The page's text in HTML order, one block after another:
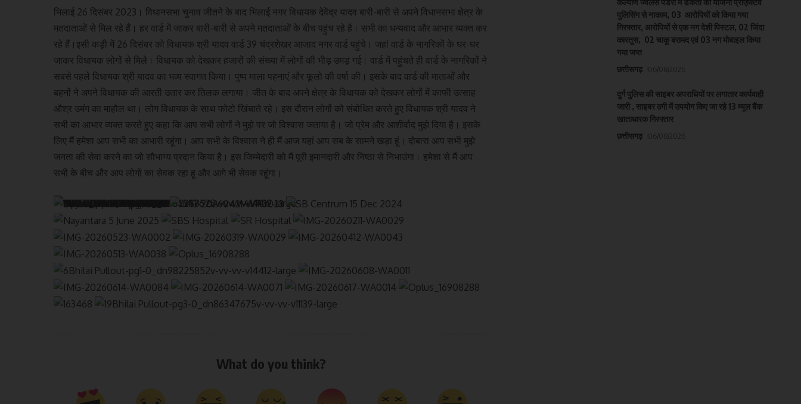
​भिलाई 26 दिसंबर 2023। विधानसभा चुनाव जीतने के बाद भिलाई नगर विधायक देवेंद्र यादव बारी-बारी से अपने विधानसभा क्षेत्र के
मतदाताओं से मिल रहे हैं। हर वार्ड में जाकर बारी-बारी से अपने मतदाताओं के बीच पहुंच रहे है। सभी का धन्यवाद और आभार व्यक्त कर
रहे हैं।इसी कड़ी में 26 दिसंबर को विधायक श्री यादव वार्ड 39 चंद्रशेखर आजाद नगर वार्ड पहुंचे। जहां वार्ड के नागरिकों के घर-घर
जाकर विधायक लोगों से मिले। विधायक को देखकर हजारों की संख्या में लोगों की भीड़ उमड़ गई। वार्ड में पहुंचते ही वार्ड के नागरिकों ने
सबसे पहले विधायक श्री यादव का भव्य स्वागत किया। पुष्प माला पहनाएं और फूलो की वर्षा की। इसके बाद वार्ड की माताओं और
बहनों ने अपने विधायक की आरती उतार कर ​तिलक लगाया। जीत के बाद अपने क्षेत्र के विधायक को देखकर लोगों में काफी उत्साह
औश्र उमंग का माहौल था। लोग विधायक के साथ फोटो खिंचाते रहे। इस दौरान लोगों को संबोधित करते हुए विधायक श्री यादव ने
सभी का आभार व्यक्त करते हुए कहा कि आप सभी लोगों ने मुझे पर जो विश्वास जताया है। जो प्रेम और आशीर्वाद मुझे दिया है। इसके
लिए मैं हमेशा आप सभी का आभारी रहूंगा। आप सभी के विश्वास ने ही मैं आज यहां आप सब के सामने खड़ा हूं। दोबारा आप सभी मुझे
जनता की सेवा करने का जो सौभाग्य प्रदान किया है। इस जिम्मेदारी को मैं पूरी इमानदारी और निष्ठा से निभाउंगा। हमेशा से मैं आप
सभी के बीच और आप लोगों का सेवक रहा हू और आगे भी सेवक रहूंगा।
What do you think?
पुलिसिंग से नाकाम, 03 आरोपियों को किया गया
गिरफ्तार, आरोपियों से एक नग देशी पिस्टल, 02 जिंदा
कारतूस, 02 चाकू बरामद एवं 03 नग मोबाइल किया
गया जप्त
छत्तीसगढ़
दुर्ग पुलिस की साइबर अपराधियों पर लगातार कार्यवाही
जारी , साइबर ठगी में उपयोग किए जा रहे 13 म्यूल बैंक
खाताधारक गिरफ्तार
छत्तीसगढ़